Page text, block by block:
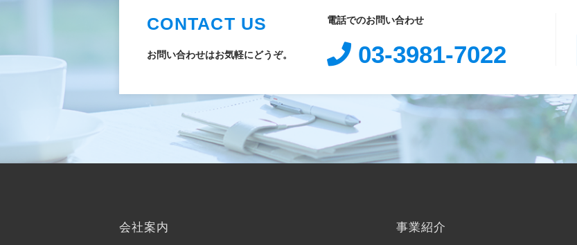
CONTACT US
お問い合わせはお気軽にどうぞ。
電話でのお問い合わせ
03-3981-7022
会社案内 事業紹介